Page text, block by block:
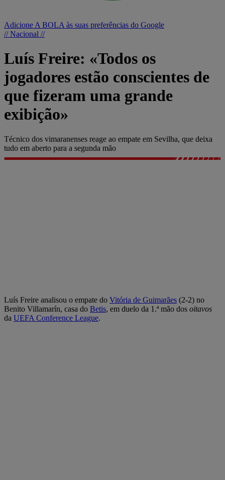
Adicione A BOLA às suas preferências do Google
// Nacional //
Luís Freire: «Todos os
jogadores estão conscientes de
que fizeram uma grande
exibição»
Técnico dos vimaranenses reage ao empate em Sevilha, que deixa
tudo em aberto para a segunda mão
Luís Freire analisou o empate do Vitória de Guimarães (2-2) no
Benito Villamarín, casa do Betis, em duelo da 1.ª mão dos oitavos
da UEFA Conference League.